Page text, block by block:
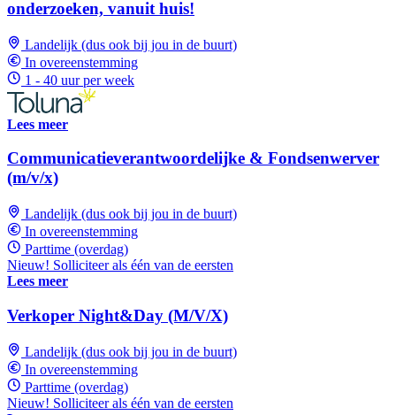
onderzoeken, vanuit huis!
Landelijk (dus ook bij jou in de buurt)
In overeenstemming
1 - 40 uur per week
Lees meer
Communicatieverantwoordelijke & Fondsenwerver
(m/v/x)
Landelijk (dus ook bij jou in de buurt)
In overeenstemming
Parttime (overdag)
Nieuw! Solliciteer als één van de eersten
Lees meer
Verkoper Night&Day (M/V/X)
Landelijk (dus ook bij jou in de buurt)
In overeenstemming
Parttime (overdag)
Nieuw! Solliciteer als één van de eersten